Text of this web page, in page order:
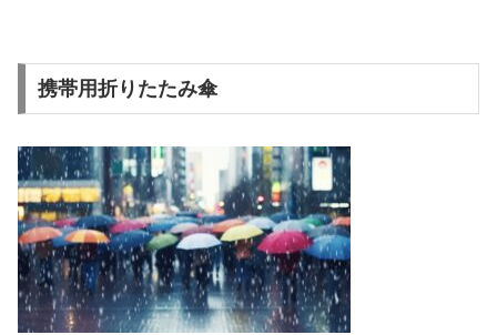
携帯用折りたたみ傘